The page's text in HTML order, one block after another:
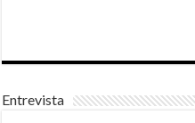
Entrevista